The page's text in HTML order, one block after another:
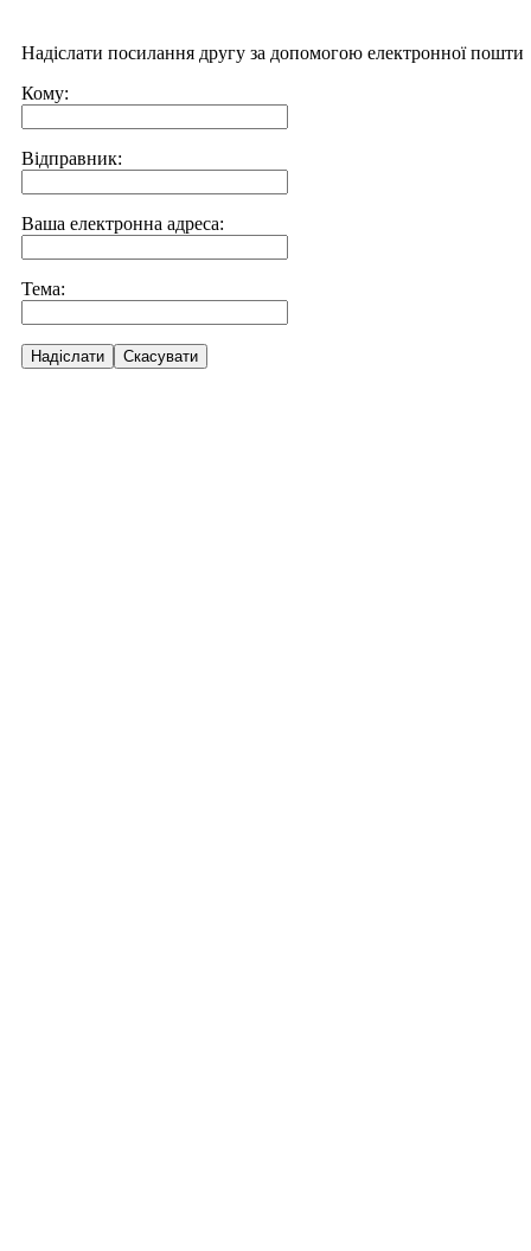
Надіслати посилання другу за допомогою електронної пошти
Кому:
Відправник:
Ваша електронна адреса:
Тема:
Надіслати Скасувати